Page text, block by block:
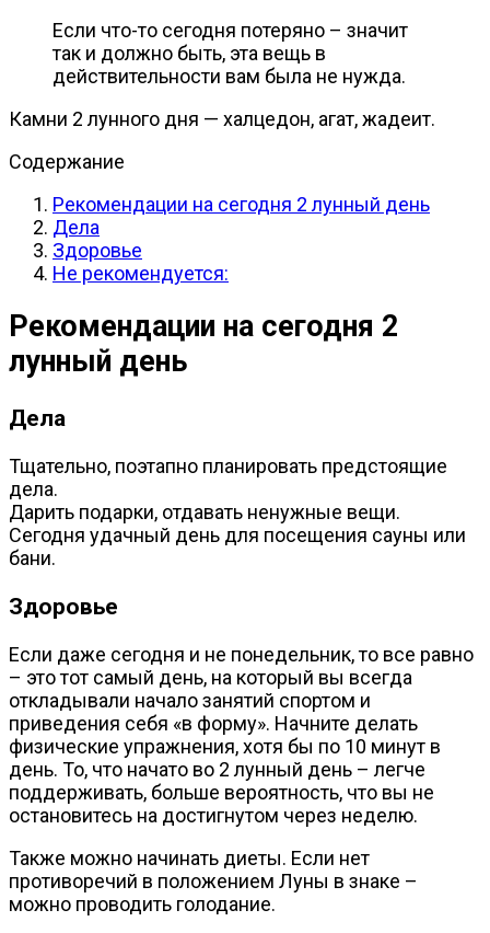
Если что-то сегодня потеряно – значит
так и должно быть, эта вещь в
действительности вам была не нужда.
Камни 2 лунного дня — халцедон, агат, жадеит.
Содержание
Рекомендации на сегодня 2 лунный день
Дела
Здоровье
Не рекомендуется:
Рекомендации на сегодня 2
лунный день
Дела
Тщательно, поэтапно планировать предстоящие
дела.
Дарить подарки, отдавать ненужные вещи.
Сегодня удачный день для посещения сауны или
бани.
Здоровье
Если даже сегодня и не понедельник, то все равно
– это тот самый день, на который вы всегда
откладывали начало занятий спортом и
приведения себя «в форму». Начните делать
физические упражнения, хотя бы по 10 минут в
день. То, что начато во 2 лунный день – легче
поддерживать, больше вероятность, что вы не
остановитесь на достигнутом через неделю.
Также можно начинать диеты. Если нет
противоречий в положением Луны в знаке –
можно проводить голодание.